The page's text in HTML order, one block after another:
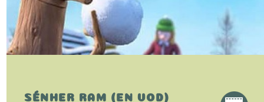
SÉNHER RAM (EN VOD)